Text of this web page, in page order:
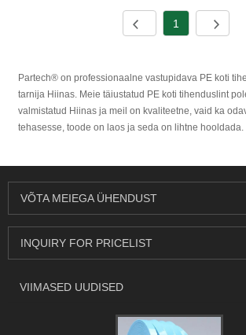
1
Partech® on professionaalne vastupidava PE koti
tarnija Hiinas. Meie täiustatud PE koti tihenduslint
valmistatud Hiinas ja meil on kvaliteetne, vaid ka
tehasesse, toode on laos ja seda on lihtne hooldada.
VÕTA MEIEGA ÜHENDUST
INQUIRY FOR PRICELIST
VIIMASED UUDISED